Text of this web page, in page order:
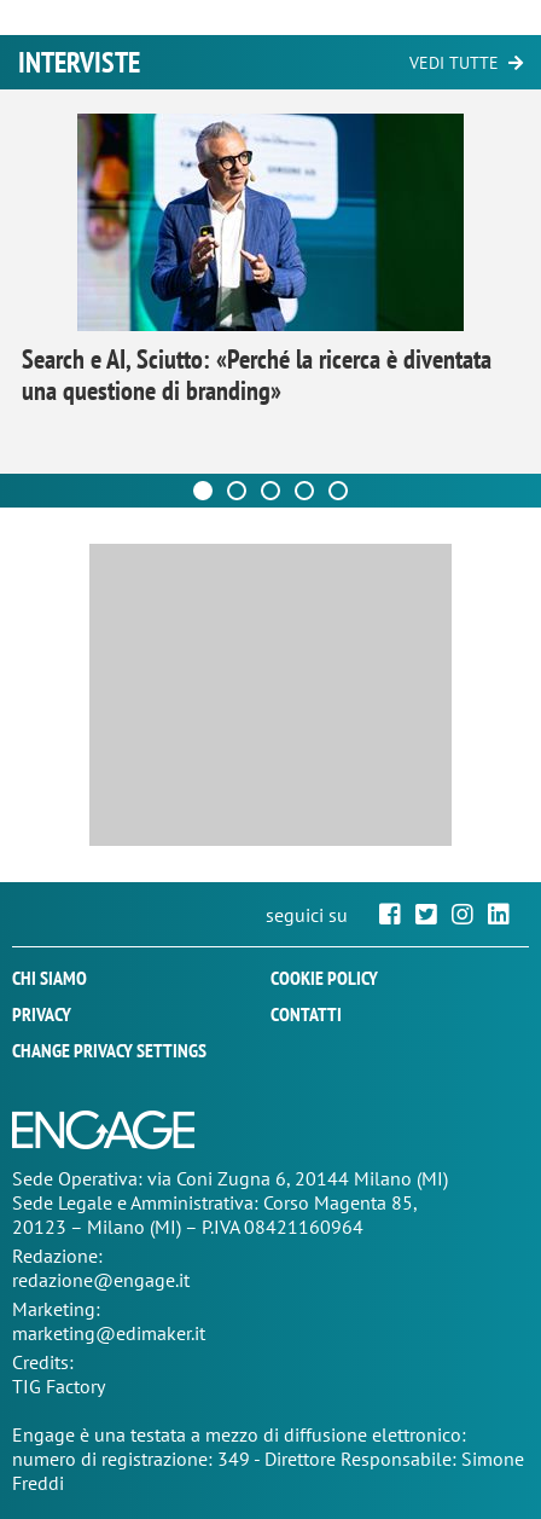
INTERVISTE VEDI TUTTE
Search e AI, Sciutto: «Perché la ricerca è diventata
una questione di branding»
seguici su
CHI SIAMO
COOKIE POLICY
PRIVACY
CONTATTI
CHANGE PRIVACY SETTINGS
Sede Operativa: via Coni Zugna 6, 20144 Milano (MI)
Sede Legale e Amministrativa: Corso Magenta 85,
20123 – Milano (MI) – P.IVA 08421160964
Redazione:
redazione@engage.it
Marketing:
marketing@edimaker.it
Credits:
TIG Factory
Engage è una testata a mezzo di diffusione elettronico:
numero di registrazione: 349 - Direttore Responsabile: Simone
Freddi